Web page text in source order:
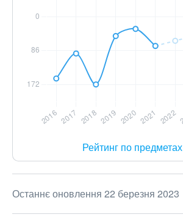
Рейтинг по предметах
Останнє оновлення 22 березня 2023